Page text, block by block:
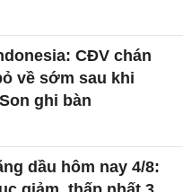
CĐV chán
về sớm sau khi
ghi bàn
dầu hôm nay 4/8: